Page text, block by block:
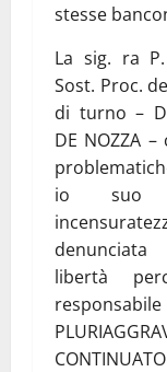
stesse
La sig. ra
Sost. Proc.
di turno –
DE NOZZA
io suo
libertà